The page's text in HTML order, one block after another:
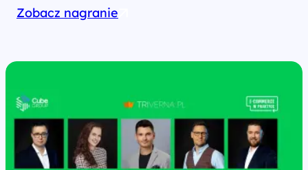
Zobacz nagranie